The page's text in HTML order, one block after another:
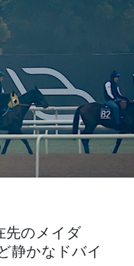
先のメイダ
静かなドバイ